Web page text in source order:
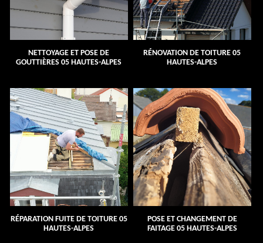
NETTOYAGE ET POSE DE
GOUTTIÈRES 05 HAUTES-ALPES
RÉNOVATION DE TOITURE 05
HAUTES-ALPES
RÉPARATION FUITE DE TOITURE 05
HAUTES-ALPES
POSE ET CHANGEMENT DE
FAITAGE 05 HAUTES-ALPES